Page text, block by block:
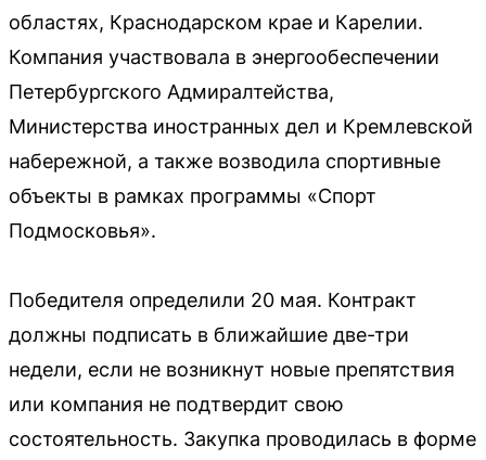
областях, Краснодарском крае и Карелии.
Компания участвовала в энергообеспечении
Петербургского Адмиралтейства,
Министерства иностранных дел и Кремлевской
набережной, а также возводила спортивные
объекты в рамках программы «Спорт
Подмосковья».
Победителя определили 20 мая. Контракт
должны подписать в ближайшие две-три
недели, если не возникнут новые препятствия
или компания не подтвердит свою
состоятельность. Закупка проводилась в форме